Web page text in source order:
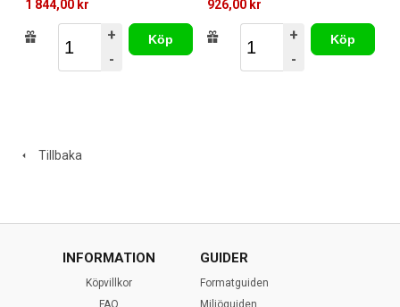
1 844,00 kr
+
-
Köp
926,00 kr
+
-
Köp
Tillbaka
INFORMATION
Köpvillkor
FAQ
GUIDER
Formatguiden
Miljöguiden